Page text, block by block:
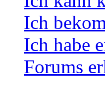
Ich
Ich habe
Forums